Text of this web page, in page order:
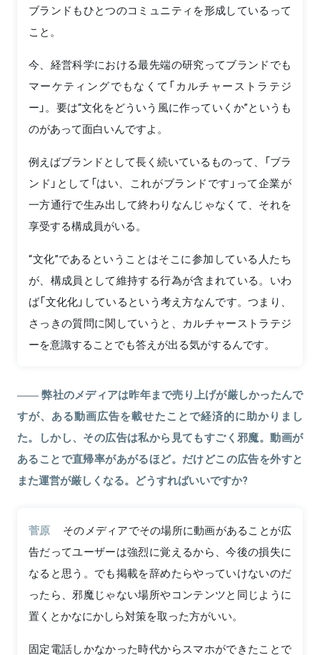
ブランドもひとつのコミュニティを形成しているって
こと。
今、経営科学における最先端の研究ってブランドでも
マーケティングでもなくて「カルチャーストラテジ
ー」。要は“文化をどういう風に作っていくか”というも
のがあって面白いんですよ。
例えばブランドとして長く続いているものって、「ブラ
ンド」として「はい、これがブランドです」って企業が
一方通行で生み出して終わりなんじゃなくて、それを
享受する構成員がいる。
“文化”であるということはそこに参加している人たち
が、構成員として維持する行為が含まれている。いわ
ば「文化化」しているという考え方なんです。つまり、
さっきの質問に関していうと、カルチャーストラテジ
ーを意識することでも答えが出る気がするんです。
弊社のメディアは昨年まで売り上げが厳しかったんで
すが、ある動画広告を載せたことで経済的に助かりまし
た。しかし、その広告は私から見てもすごく邪魔。動画が
あることで直帰率があがるほど。だけどこの広告を外すと
また運営が厳しくなる。どうすればいいですか?
菅原
そのメディアでその場所に動画があることが広
告だってユーザーは強烈に覚えるから、今後の損失に
なると思う。でも掲載を辞めたらやっていけないのだ
ったら、邪魔じゃない場所やコンテンツと同じように
置くとかなにかしら対策を取った方がいい。
固定電話しかなかった時代からスマホができたことで